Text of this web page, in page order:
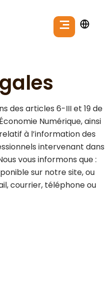
des articles 6-III et 19 de
Numérique, ainsi
à l’information des
intervenant dans
vous informons que :
sur notre site, ou
courrier, téléphone ou